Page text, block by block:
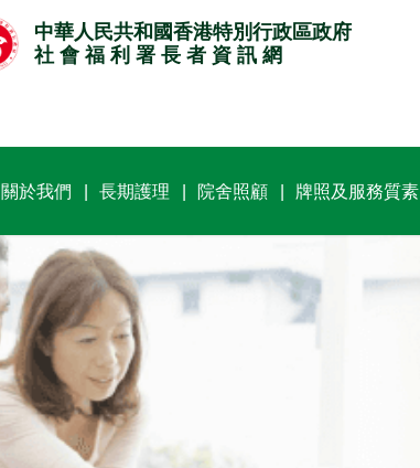
中華人民共和國香港特別行政區政府
社 會 福 利 署 長 者 資 訊 網
關於我們 長期護理 院舍照顧 牌照及服務質素